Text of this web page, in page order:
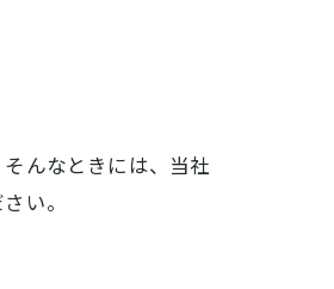
んなときには、当社
い。